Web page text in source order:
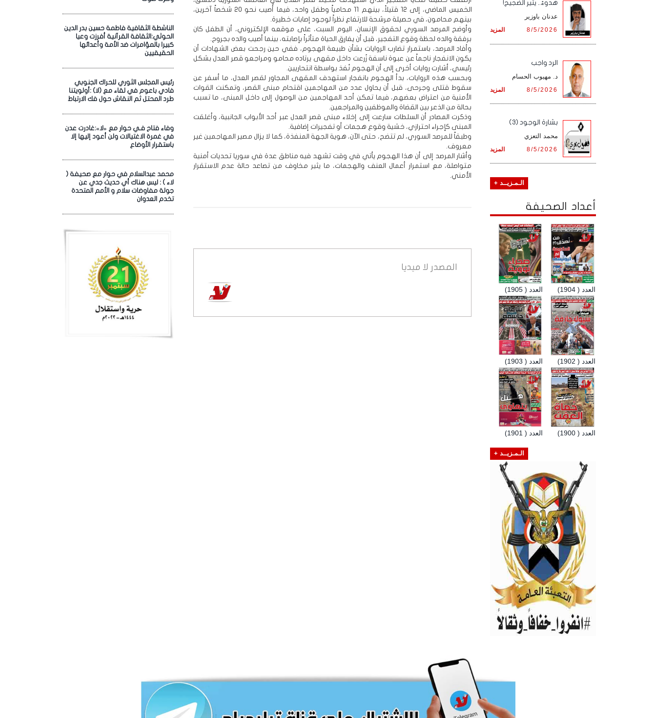
الناشطة الثقافية فاطمة حسين بدر الدين
الحوثي:الثقافة القرآنية أفرزت وعيا
كبيرا بالمؤامرات ضد الأمة وأعدائها
الحقيقيين
رئيس المجلس الثوري للحراك الجنوبي
فادي باعوم في لقاء مع (لا) :أولويتنا
طرد المحتل ثم النقاش حول فك الارتباط
وفاء فتاح فـي حوار مع «لا»:غادرت عدن
في غمرة الاغتيالات ولن أعود إليها إلا
باستقرار الأوضاع
محمد عبدالسلام في حوار مع صحيفة (
لاء ) : ليس هناك أي حديث جدي عن
جولة مفاوضات سلام و الأمم المتحدة
تخدم العدوان
الخميس الماضي، إلى 12 قتيلاً، بينهم 11 محامياً وطفل واحد، فيما أُصيب نحو 20 شخصاً آخرين،
بينهم محامون، في حصيلة مرشحة للارتفاع نظراً لوجود إصابات خطيرة.
وأوضح المرصد السوري لحقوق الإنسان، اليوم السبت، على موقعه الإلكتروني، أن الطفل كان
برفقة والده لحظة وقوع التفجير، قبل أن يفارق الحياة متأثراً بإصابته، بينما أصيب والده بجروح.
وأفاد المرصد، باستمرار تضارب الروايات بشأن طبيعة الهجوم، ففي حين رجحت بعض الشهادات أن
يكون الانفجار ناجماً عن عبوة ناسفة زُرعت داخل مقهى يرتاده محامو ومراجعو قصر العدل بشكل
رئيسي، أشارت روايات أخرى إلى أن الهجوم نُفذ بواسطة انتحاريين.
وبحسب هذه الروايات، بدأ الهجوم بانفجار استهدف المقهى المجاور لقصر العدل، ما أسفر عن
سقوط قتلى وجرحى، قبل أن يحاول عدد من المهاجمين اقتحام مبنى القصر، وتمكنت القوات
الأمنية من اعتراض بعضهم، فيما تمكن أحد المهاجمين من الوصول إلى داخل المبنى، ما تسبب
بحالة من الذعر بين القضاة والموظفين والمراجعين.
وذكرت المصادر أن السلطات سارعت إلى إخلاء مبنى قصر العدل عبر أحد الأبواب الجانبية، وأغلقت
المبنى كإجراء احترازي، خشية وقوع هجمات أو تفجيرات إضافية.
وطبقاً للمرصد السوري، لم تتضح، حتى الآن، هوية الجهة المنفذة، كما لا يزال مصير المهاجمين غير
معروف.
وأشار المرصد إلى أن هذا الهجوم يأتي في وقت تشهد فيه مناطق عدة في سوريا تحديات أمنية
متواصلة، مع استمرار أعمال العنف والهجمات، ما يثير مخاوف من تصاعد حالة عدم الاستقرار
الأمني.
المصدر لا ميديا
هدوءٌ.. يثير الضجيج!
عدنان باوزير
المزيد 8/5/2026
الرد واجب
د. مهيوب الحسام
المزيد 8/5/2026
بشارة الوجود (3)
محمد التعزي
المزيد 8/5/2026
الـمـزيــد +
أعداد الصحيفة
العدد ( 1905) العدد ( 1904)
العدد ( 1903) العدد ( 1902)
العدد ( 1901) العدد ( 1900)
الـمـزيــد +